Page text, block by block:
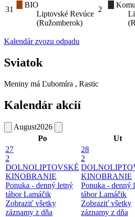
31
BIO
Liptovské Revúce
(Ružomberok)
2
Kalendár zvozu odpadu
Sviatok
Meniny má Ľubomíra , Rastic
Kalendár akcií
August2026
Po
Ut
27
2
DOLNOLIPTOVSKÉ
KINOBRANIE
Ponuka - denný letný
tábor Lamáčik
Zobraziť všetky
záznamy z dňa
28
2
KINOBRANIE
Ponuka - denný
tábor Lamáčik
Zobraziť všetky
záznamy z dňa